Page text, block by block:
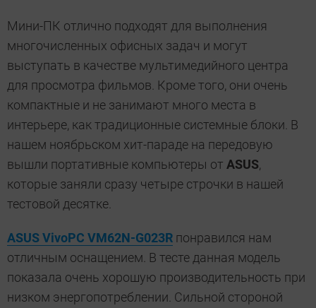
Мини-ПК отлично подходят для выполнения
многочисленных офисных задач и могут
выступать в качестве мультимедийного центра
для просмотра фильмов. Кроме того, они очень
компактные и не занимают много места в
интерьере, как традиционные системные блоки. В
нашем ноябрьском хит-параде на передовую
вышли портативные компьютеры от ASUS,
которые заняли сразу четыре строчки в нашей
тестовой десятке.
ASUS VivoPC VM62N-G023R понравился нам
отличным оснащением. В тесте данная модель
показала очень хорошую производительность при
низком энергопотреблении. Сильной стороной